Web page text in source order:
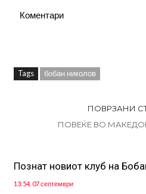
Коментари
Tags бобан николов
ПОВРЗАНИ
ПОВЕЌЕ ВО
Познат новиот клуб на
13:54, 07 септември